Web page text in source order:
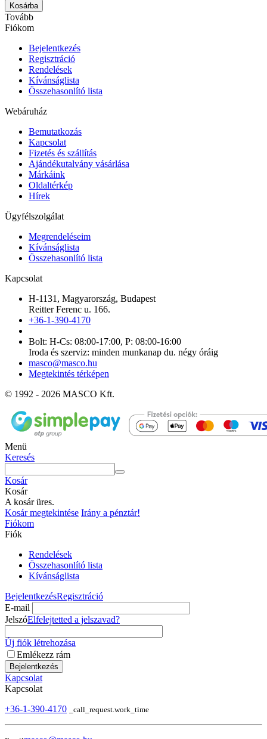
Kosárba
Tovább
Fiókom
Bejelentkezés
Regisztráció
Rendelések
Kívánságlista
Összehasonlító lista
Webáruház
Bemutatkozás
Kapcsolat
Fizetés és szállítás
Ajándékutalvány vásárlása
Márkáink
Oldaltérkép
Hírek
Ügyfélszolgálat
Megrendeléseim
Kívánságlista
Összehasonlító lista
Kapcsolat
H-1131, Magyarország, Budapest
Reitter Ferenc u. 166.
+36-1-390-4170
Bolt: H-Cs: 08:00-17:00, P: 08:00-16:00
Iroda és szerviz: minden munkanap du. négy óráig
masco@masco.hu
Megtekintés térképen
© 1992 - 2026 MASCO Kft.
Menü
Keresés
Kosár
Kosár
A kosár üres.
Kosár megtekintése Irány a pénztár!
Fiókom
Fiók
Rendelések
Összehasonlító lista
Kívánságlista
BejelentkezésRegisztráció
E-mail
JelszóElfelejtetted a jelszavad?
Új fiók létrehozása
Emlékezz rám
Bejelentkezés
Kapcsolat
Kapcsolat
+36-1-390-4170
_call_request.work_time